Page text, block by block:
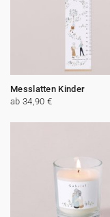
Messlatten Kinder
ab 34,90 €